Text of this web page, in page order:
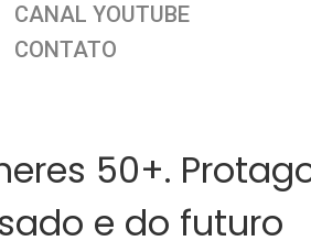
CANAL YOUTUBE
CONTATO
50+.
e do futuro